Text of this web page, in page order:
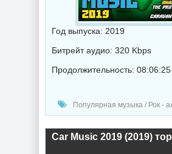
Год выпуска: 2019
Битрейт аудио: 320 Kbps
Продолжительность: 08:06:25
Популярная музыка / Рок - альтернативная музыка / Drum and Bass / Электронная музыка / Хаус музыка / Транс музыка / Диско музыка / Рэп - хип хоп музыка / Техно
Car Music 2019 (2019)